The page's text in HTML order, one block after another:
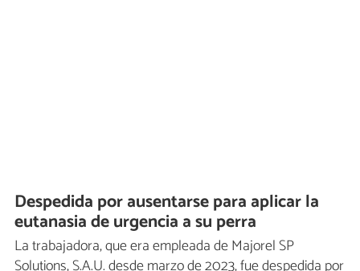
Despedida por ausentarse para aplicar la
eutanasia de urgencia a su perra
La trabajadora, que era empleada de Majorel SP